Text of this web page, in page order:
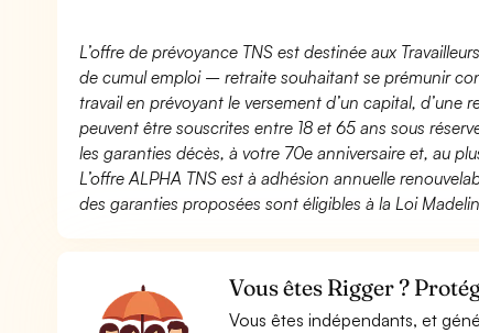
L’offre de prévoyance TNS est destinée aux
de cumul emploi – retraite souhaitant se prémunir
travail en prévoyant le versement d’un capital, d’une
peuvent être souscrites entre 18 et 65 ans sous
les garanties décès, à votre 70e anniversaire et, au
L’offre ALPHA TNS est à adhésion annuelle
des garanties proposées sont éligibles à la Loi
Vous êtes Rigger ?
Vous êtes indépendants, et